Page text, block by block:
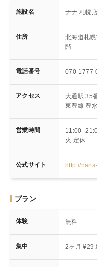
施設名 ナナ 札幌店
住所
北海道札
階
電話番号 070-1777-
アクセス
大通駅 35
東豊線 豊
営業時間
火 定休
公式サイト http://
プラン
体験 無料
集中 2ヶ月